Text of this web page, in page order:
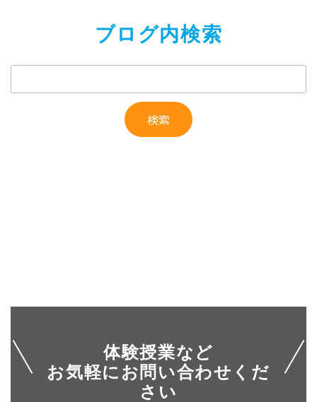
ブログ内検索
体験授業など
お気軽にお問い合わせくだ
さい